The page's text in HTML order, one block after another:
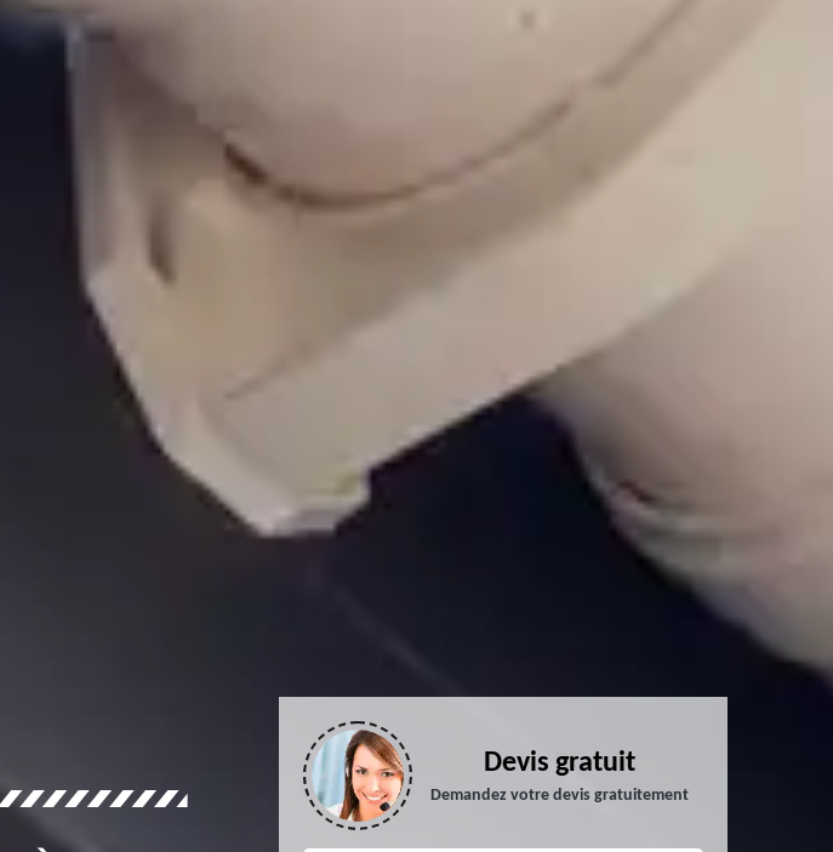
Devis gratuit
Demandez votre devis gratuitement